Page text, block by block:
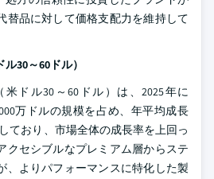
替品に対して価格支配力を維持して
30～60ドル）
ドル30～60ドル）は、2025年に
万ドルの規模を占め、年平均成長
ており、市場全体の成長率を上回っ
クセシブルなプレミアム層からステ
、よりパフォーマンスに特化した製